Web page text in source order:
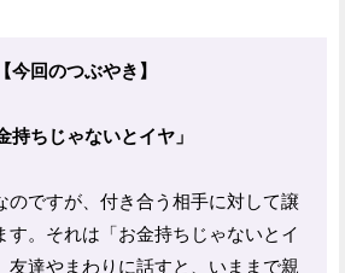
【今回のつぶやき】
持ちじゃないとイヤ」
のですが、付き合う相手に対して譲
す。それは「お金持ちじゃないとイ
友達やまわりに話すと、いままで親